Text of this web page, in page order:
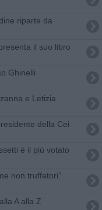
riparte da
il suo libro
Ghinelli
e Letizia
della Cei
è il più votato
non truffatori”
A alla Z